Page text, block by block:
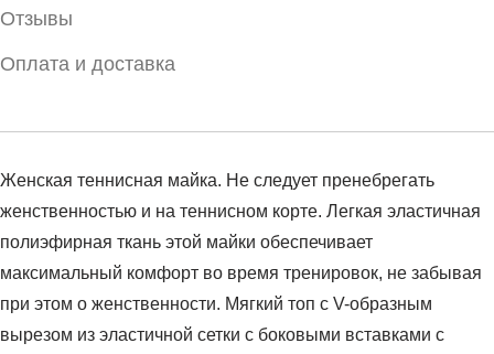
Отзывы
Оплата и доставка
Женская теннисная майка. Не следует пренебрегать
женственностью и на теннисном корте. Легкая эластичная
полиэфирная ткань этой майки обеспечивает
максимальный комфорт во время тренировок, не забывая
при этом о женственности. Мягкий топ с V-образным
вырезом из эластичной сетки с боковыми вставками с